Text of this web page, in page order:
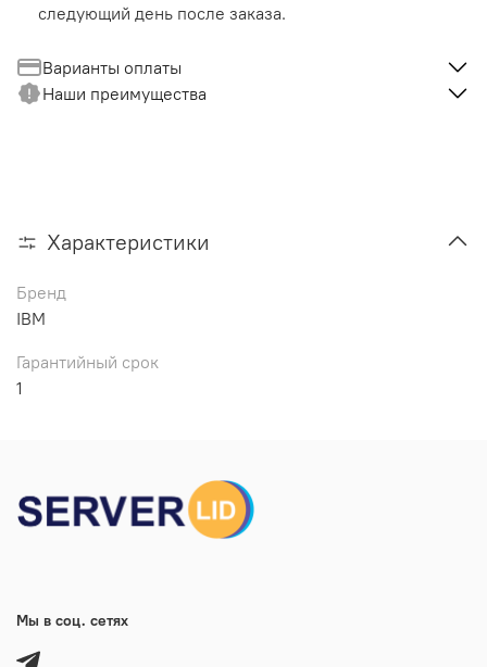
следующий день после заказа.
Варианты оплаты
Наши преимущества
Характеристики
Бренд
IBM
Гарантийный срок
1
Мы в соц. сетях